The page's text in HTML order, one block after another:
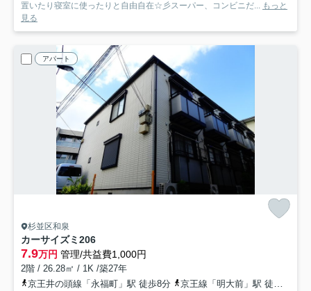
置いたり寝室に使ったりと自由自在☆彡スーパー、コンビニだ... もっと
見る
アパート
杉並区和泉
カーサイズミ206
7.9万円 管理/共益費1,000円
2階 / 26.28㎡ / 1K /築27年
京王井の頭線「永福町」駅 徒歩8分
京王線「明大前」駅 徒歩23分